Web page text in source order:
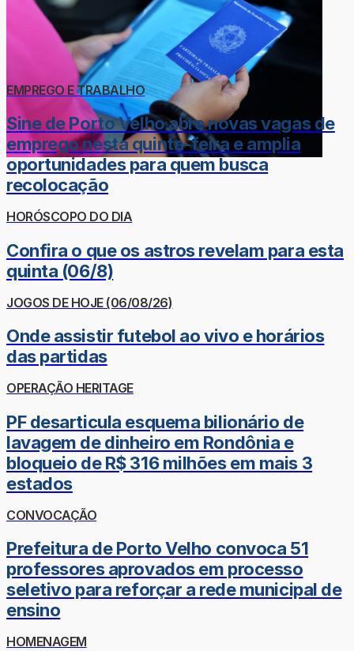
EMPREGO E TRABALHO
Sine de Porto Velho abre novas vagas de
emprego nesta quinta-feira e amplia
oportunidades para quem busca
recolocação
HORÓSCOPO DO DIA
Confira o que os astros revelam para esta
quinta (06/8)
JOGOS DE HOJE (06/08/26)
Onde assistir futebol ao vivo e horários
das partidas
OPERAÇÃO HERITAGE
PF desarticula esquema bilionário de
lavagem de dinheiro em Rondônia e
bloqueio de R$ 316 milhões em mais 3
estados
CONVOCAÇÃO
Prefeitura de Porto Velho convoca 51
professores aprovados em processo
seletivo para reforçar a rede municipal de
ensino
HOMENAGEM